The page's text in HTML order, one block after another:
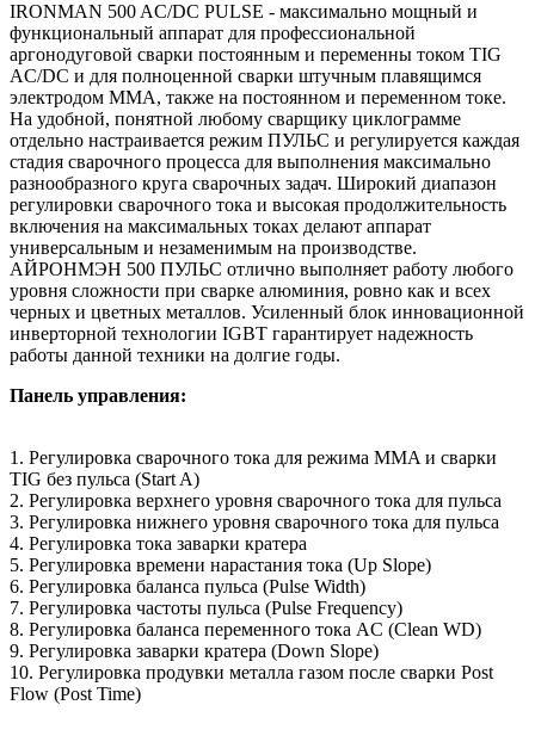
IRONMAN 500 AC/DC PULSE - максимально мощный и
функциональный аппарат для профессиональной
аргонодуговой сварки постоянным и переменны током TIG
AC/DC и для полноценной сварки штучным плавящимся
электродом MMA, также на постоянном и переменном токе.
На удобной, понятной любому сварщику циклограмме
отдельно настраивается режим ПУЛЬС и регулируется каждая
стадия сварочного процесса для выполнения максимально
разнообразного круга сварочных задач. Широкий диапазон
регулировки сварочного тока и высокая продолжительность
включения на максимальных токах делают аппарат
универсальным и незаменимым на производстве.
АЙРОНМЭН 500 ПУЛЬС отлично выполняет работу любого
уровня сложности при сварке алюминия, ровно как и всех
черных и цветных металлов. Усиленный блок инновационной
инверторной технологии IGBT гарантирует надежность
работы данной техники на долгие годы.
Панель управления:
1. Регулировка сварочного тока для режима MMA и сварки
TIG без пульса (Start A)
2. Регулировка верхнего уровня сварочного тока для пульса
3. Регулировка нижнего уровня сварочного тока для пульса
4. Регулировка тока заварки кратера
5. Регулировка времени нарастания тока (Up Slope)
6. Регулировка баланса пульса (Pulse Width)
7. Регулировка частоты пульса (Pulse Frequency)
8. Регулировка баланса переменного тока AC (Clean WD)
9. Регулировка заварки кратера (Down Slope)
10. Регулировка продувки металла газом после сварки Post
Flow (Post Time)